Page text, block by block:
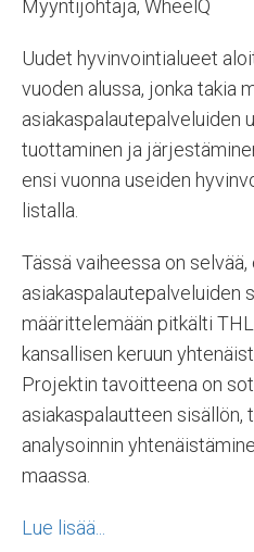
Myyntijohtaja, WheelQ
Uudet hyvinvointialueet
vuoden alussa, jonka takia
asiakaspalautepalveluiden
tuottaminen ja
ensi vuonna useiden
listalla.
Tässä vaiheessa on selvää,
asiakaspalautepalveluiden
määrittelemään pitkälti
kansallisen keruun
Projektin tavoitteena on
asiakaspalautteen sisällön,
analysoinnin
maassa.
Lue lisää...